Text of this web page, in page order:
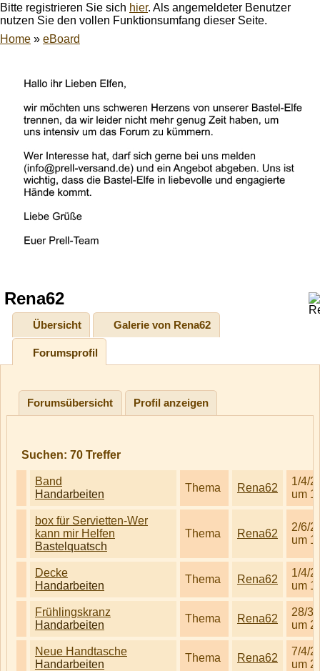
Bitte registrieren Sie sich hier. Als angemeldeter Benutzer
nutzen Sie den vollen Funktionsumfang dieser Seite.
Home » eBoard
Rena62
Übersicht Galerie von Rena62
Forumsprofil
Forumsübersicht Profil anzeigen
Suchen: 70 Treffer
Band
Handarbeiten
Thema Rena62
1/4/
um
box für Servietten-Wer
kann mir Helfen
Bastelquatsch
Thema Rena62
2/6/
um
Decke
Handarbeiten
Thema Rena62
1/4/
um
Frühlingskranz
Handarbeiten
Thema Rena62
28/3/
um
Neue Handtasche
Handarbeiten
Thema Rena62
7/4/
um